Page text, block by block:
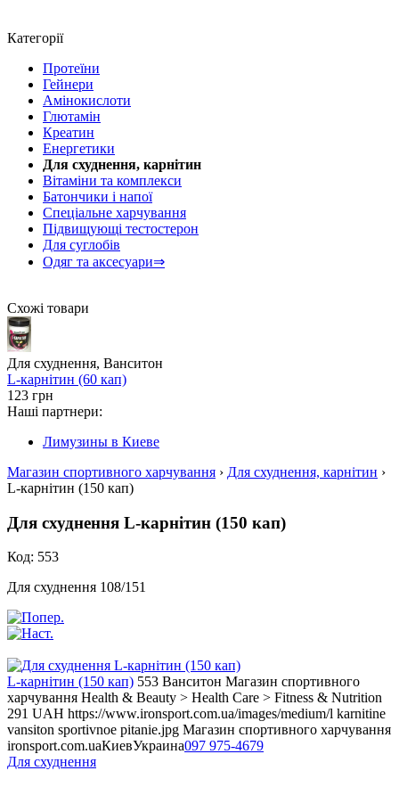
Категорії
Протеїни
Гейнери
Амінокислоти
Глютамін
Креатин
Енергетики
Для схуднення, карнітин
Вітаміни та комплекси
Батончики і напої
Спеціальне харчування
Підвищующі тестостерон
Для суглобів
Одяг та аксесуари⇒
Схожі товари
Для схуднення, Ванситон
L-карнітин (60 кап)
123 грн
Наші партнери:
Лимузины в Киеве
Магазин спортивного харчування › Для схуднення, карнітин ›
L-карнітин (150 кап)
Для схуднення L-карнітин (150 кап)
Код: 553
Для схуднення 108/151
L-карнітин (150 кап) 553 Ванситон Магазин спортивного
харчування Health & Beauty > Health Care > Fitness & Nutrition
291 UAH https://www.ironsport.com.ua/images/medium/l karnitine
vansiton sportivnoe pitanie.jpg Магазин спортивного харчування
ironsport.com.uaКиевУкраина097 975-4679
Для схуднення